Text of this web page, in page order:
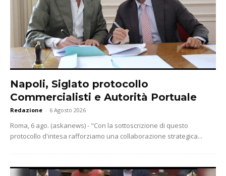
Napoli, Siglato protocollo
Commercialisti e Autorità Portuale
Redazione - 6 Agosto 2026
Roma, 6 ago. (askanews) - "Con la sottoscrizione di questo
protocollo d'intesa rafforziamo una collaborazione strategica...